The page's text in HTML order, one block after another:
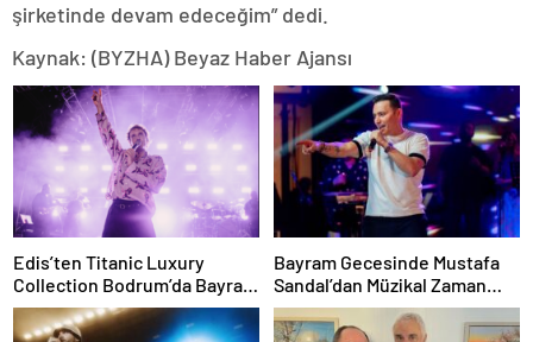
şirketinde devam edeceğim” dedi.
Kaynak: (BYZHA) Beyaz Haber Ajansı
Edis’ten Titanic Luxury
Collection Bodrum’da Bayram
Gecesine Damga Vuran
Performans
Bayram Gecesinde Mustafa
Sandal’dan Müzikal Zaman
Yolculuğu